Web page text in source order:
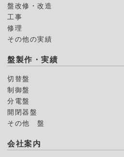
盤改修・改造
工事
修理
その他の実績
盤製作・実績
切替盤
制御盤
分電盤
開閉器盤
その他 盤
会社案内